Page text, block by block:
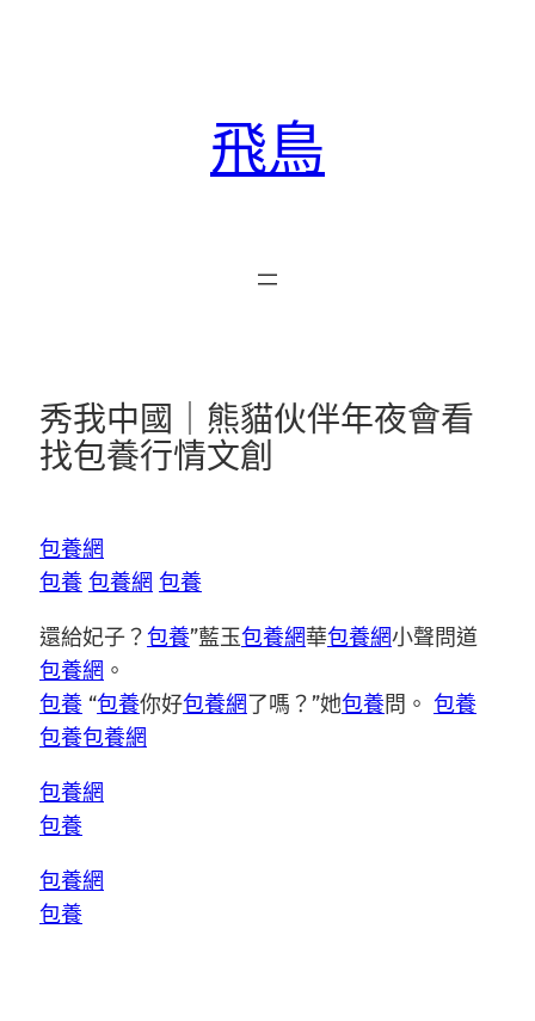
飛鳥
秀我中國｜熊貓伙伴年夜會看
找包養行情文創
包養網
包養 包養網 包養
還給妃子？包養”藍玉包養網華包養網小聲問道
包養網 。
包養 “包養你好包養網了嗎？”她包養問。 包養
包養包養網
包養網
包養
包養網
包養